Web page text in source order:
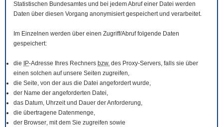
Statistischen Bundesamtes und bei jedem Abruf einer Datei werden
Daten über diesen Vorgang anonymisiert gespeichert und verarbeitet.
Im Einzelnen werden über einen Zugriff/Abruf folgende Daten
gespeichert:
die IP-Adresse Ihres Rechners bzw. des Proxy-Servers, falls sie über
einen solchen auf unsere Seiten zugreifen,
die Seite, von der aus die Datei angefordert wurde,
der Name der angeforderten Datei,
das Datum, Uhrzeit und Dauer der Anforderung,
die übertragene Datenmenge,
der Browser, mit dem Sie zugreifen sowie